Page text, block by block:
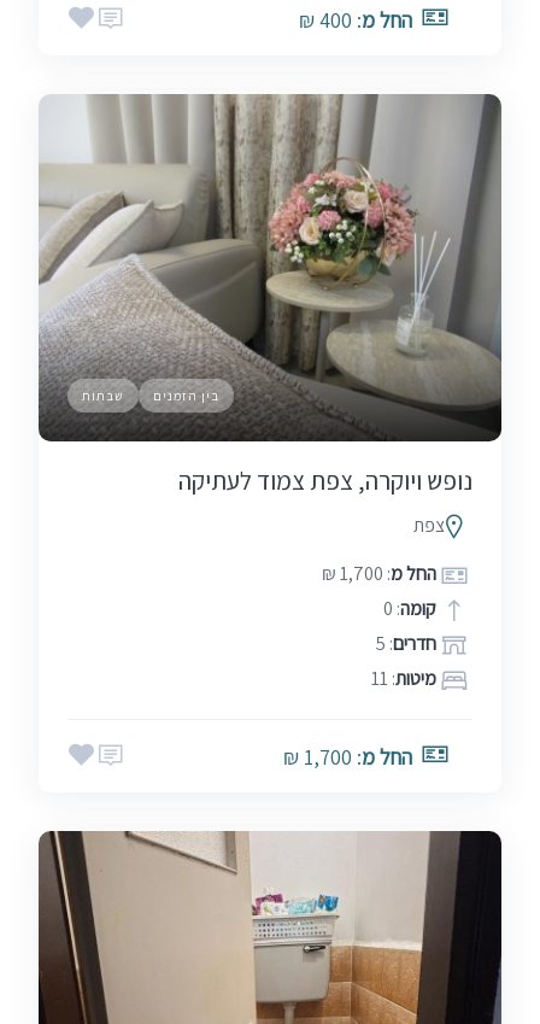
החל מ: 400 ₪
בין הזמנים שבתות
נופש ויוקרה, צפת צמוד לעתיקה
צפת
החל מ: 1,700 ₪
קומה: 0
חדרים: 5
מיטות: 11
החל מ: 1,700 ₪